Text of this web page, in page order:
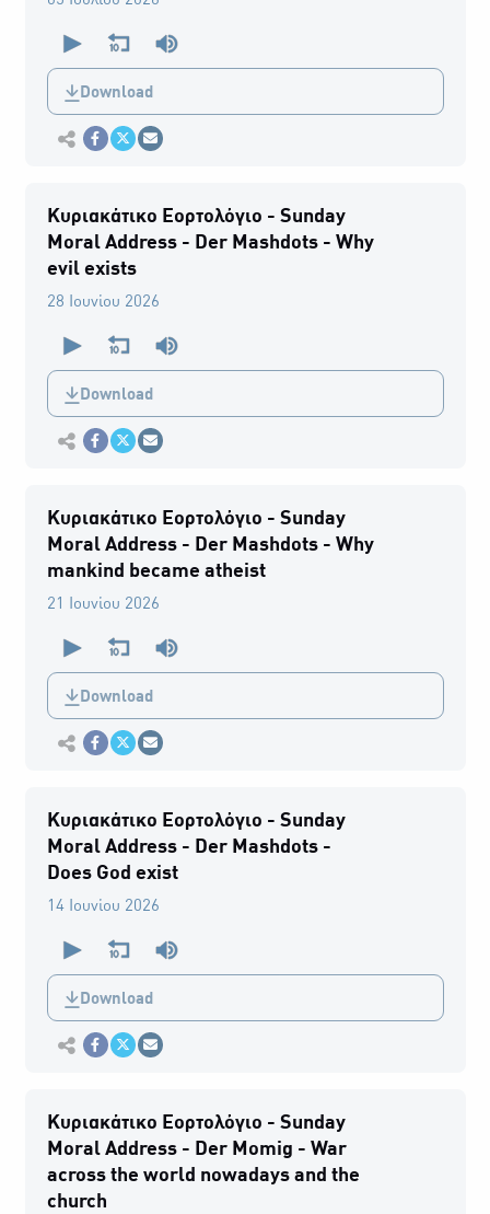
seconds
0
secondsDownload
Κοινοποίηση στο Facebook
Κοινοποίηση Twitter
Αποστολή με Email
Κυριακάτικο Εορτολόγιο - Sunday
Moral Address - Der Mashdots - Why
evil exists
28 Ιουνίου 2026
seconds
0
secondsDownload
Κοινοποίηση στο Facebook
Κοινοποίηση Twitter
Αποστολή με Email
Κυριακάτικο Εορτολόγιο - Sunday
Moral Address - Der Mashdots - Why
mankind became atheist
21 Ιουνίου 2026
seconds
0
secondsDownload
Κοινοποίηση στο Facebook
Κοινοποίηση Twitter
Αποστολή με Email
Κυριακάτικο Εορτολόγιο - Sunday
Moral Address - Der Mashdots -
Does God exist
14 Ιουνίου 2026
seconds
0
secondsDownload
Κοινοποίηση στο Facebook
Κοινοποίηση Twitter
Αποστολή με Email
Κυριακάτικο Εορτολόγιο - Sunday
Moral Address - Der Momig - War
across the world nowadays and the
church